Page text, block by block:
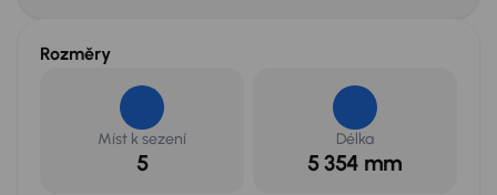
Rozměry
Míst k sezení
5
Délka
5 354 mm